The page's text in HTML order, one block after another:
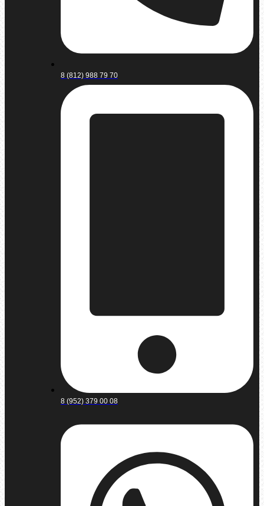
8 (812) 988 79 70
8 (952) 379 00 08